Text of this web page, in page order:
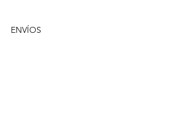
ENVÍOS